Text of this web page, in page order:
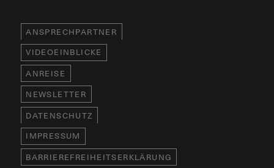
ANSPRECHPARTNER
VIDEOEINBLICKE
ANREISE
NEWSLETTER
DATENSCHUTZ
IMPRESSUM
BARRIEREFREIHEITSERKLÄRUNG